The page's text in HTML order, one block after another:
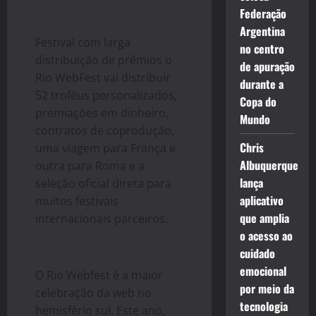
Festival com larga
distribuição de prêmios o
Rio WebFest vai distribuir
52 troféus personalizados,
premiações em dinheiro,
contratos de coprodução,
uma viagem para França e
outra para Roma e a
seleção oficial direta para
muitos festivais
internacionais parceiros.
O Rio Webfest é a maior
celebração da web no
hemisfério sul. Este ano,
Federação
Argentina
no centro
de apuração
durante a
Copa do
Mundo
Chris
Albuquerque
lança
aplicativo
que amplia
o acesso ao
cuidado
emocional
por meio da
tecnologia